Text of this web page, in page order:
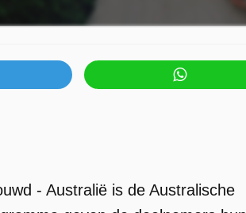
- Australië is de Australische